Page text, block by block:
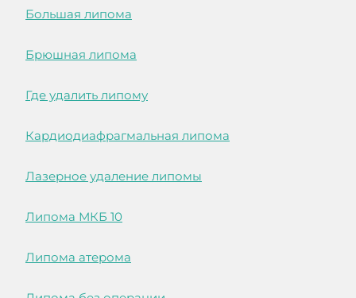
Большая липома
Брюшная липома
Где удалить липому
Кардиодиафрагмальная липома
Лазерное удаление липомы
Липома МКБ 10
Липома атерома